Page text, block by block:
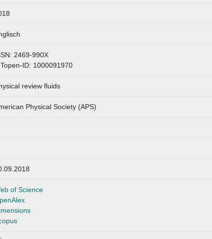
2469-990X
ID: 1000091970
review fluids
Physical Society (APS)
of Science